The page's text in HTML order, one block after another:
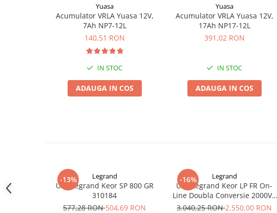
Turbine eoliene pentru casă
Acumulatori VRLA AGM/GEL /
Baterii si acumulatori gel si VRLA
Baterii si acumulatori AGM VRLA
SLA AGM (Sealed Lead Acid)
Deep Cycle - Tractiune/Semi-
Yuasa
Acumulator VRLA Yuasa 12V,
7Ah NP7-12L
140,51 RON
IN STOC
ADAUGA IN COS
Yuasa
Acumulator VRLA Yuasa 12V,
17Ah NP17-12L
391,02 RON
IN STOC
ADAUGA IN COS
-13% Legrand
UPS Legrand Keor SP 800 GR
310184
577,28 RON504,69 RON
-16% Legrand
UPS Legrand Keor LP FR On-
Line Doubla Conversie 2000VA
1800W 310157
3.040,25 RON2.550,00 RON